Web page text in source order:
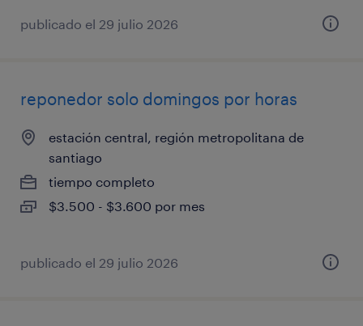
publicado el 29 julio 2026
reponedor solo domingos por horas
estación central, región metropolitana de
santiago
tiempo completo
$3.500 - $3.600 por mes
publicado el 29 julio 2026